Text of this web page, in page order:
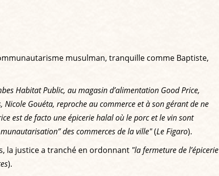
musulman, tranquille comme Baptiste,
Habitat Public, au magasin d’alimentation Good Price,
Nicole Gouéta, reproche au commerce et à son gérant de ne
est de facto une épicerie halal où le porc et le vin sont
des commerces de la ville"(Le Figaro).
la justice a tranché en ordonnant "la fermeture de l’épicerie
).